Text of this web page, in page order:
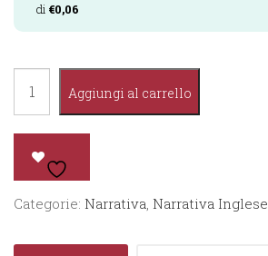
di €0,06
quantità
Aggiungi al carrello
Categorie: Narrativa, Narrativa Inglese